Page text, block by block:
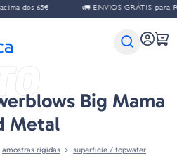
65€ 🚛 ENVIOS GRÁTIS para
Big Mama
Metal
amostras rigidas superficie / topwater